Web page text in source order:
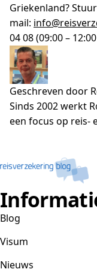
Griekenland?
mail:
04 08 (09:00 –
Geschreven door
Sinds 2002 werkt
een focus op reis-
Blog
Visum
Nieuws